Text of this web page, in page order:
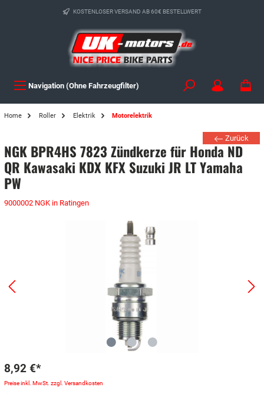
KOSTENLOSER VERSAND AB 60€ BESTELLWERT
Navigation (Ohne Fahrzeugfilter)
Home Roller Elektrik Motorelektrik
Zurück
NGK BPR4HS 7823 Zündkerze für Honda ND
QR Kawasaki KDX KFX Suzuki JR LT Yamaha
PW
9000002 NGK in Ratingen
8,92 €*
Preise inkl. MwSt. zzgl. Versandkosten